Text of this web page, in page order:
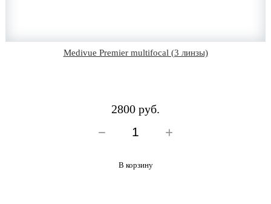
Medivue Premier multifocal (3 линзы)
2800 руб.
В корзину